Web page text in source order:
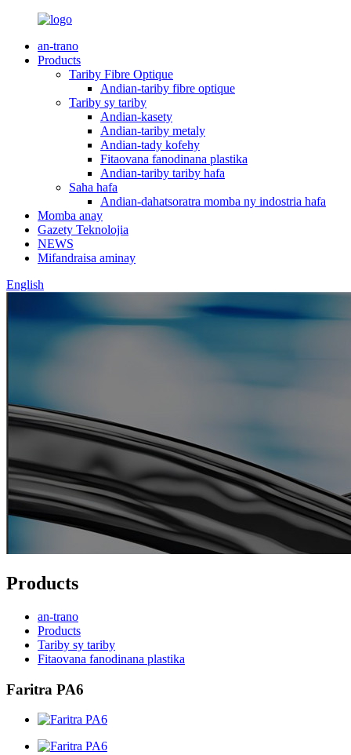
an-trano
Products
Tariby Fibre Optique
Andian-tariby fibre optique
Tariby sy tariby
Andian-kasety
Andian-tariby metaly
Andian-tady kofehy
Fitaovana fanodinana plastika
Andian-tariby tariby hafa
Saha hafa
Andian-dahatsoratra momba ny indostria hafa
Momba anay
Gazety Teknolojia
NEWS
Mifandraisa aminay
English
Products
an-trano
Products
Tariby sy tariby
Fitaovana fanodinana plastika
Faritra PA6